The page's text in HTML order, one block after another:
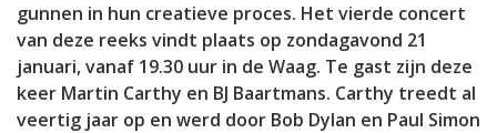
gunnen in hun creatieve proces. Het vierde concert
van deze reeks vindt plaats op zondagavond 21
januari, vanaf 19.30 uur in de Waag. Te gast zijn deze
keer Martin Carthy en BJ Baartmans. Carthy treedt al
veertig jaar op en werd door Bob Dylan en Paul Simon